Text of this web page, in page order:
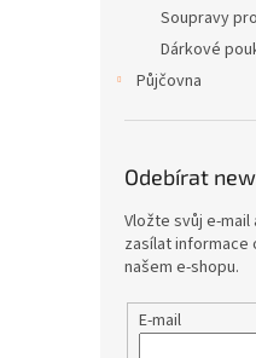
Soupravy
Dárkové
Půjčovna
Odebírat
Vložte svůj e-mail
zasílat informace
našem e-shopu.
E-mail